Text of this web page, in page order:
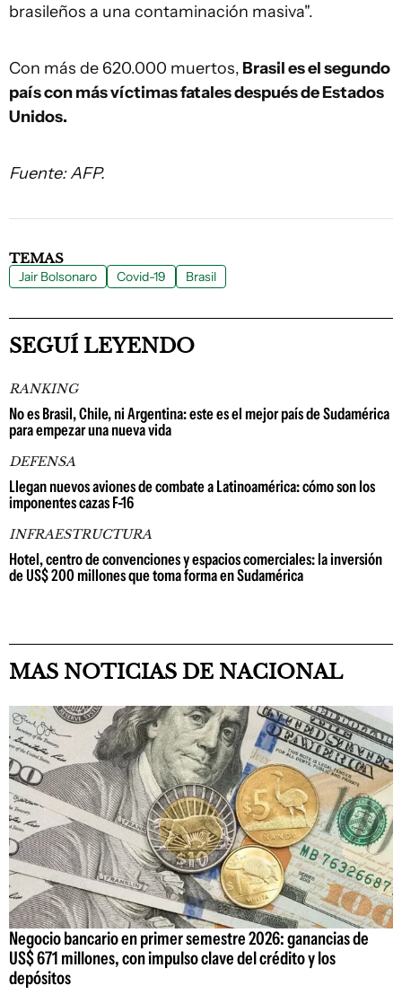
brasileños a una contaminación masiva".
Con más de 620.000 muertos, Brasil es el segundo
país con más víctimas fatales después de Estados
Unidos.
Fuente: AFP.
TEMAS
Jair Bolsonaro Covid-19 Brasil
SEGUÍ LEYENDO
RANKING
No es Brasil, Chile, ni Argentina: este es el mejor país de Sudamérica
para empezar una nueva vida
DEFENSA
Llegan nuevos aviones de combate a Latinoamérica: cómo son los
imponentes cazas F-16
INFRAESTRUCTURA
Hotel, centro de convenciones y espacios comerciales: la inversión
de US$ 200 millones que toma forma en Sudamérica
MAS NOTICIAS DE NACIONAL
Negocio bancario en primer semestre 2026: ganancias de
US$ 671 millones, con impulso clave del crédito y los
depósitos